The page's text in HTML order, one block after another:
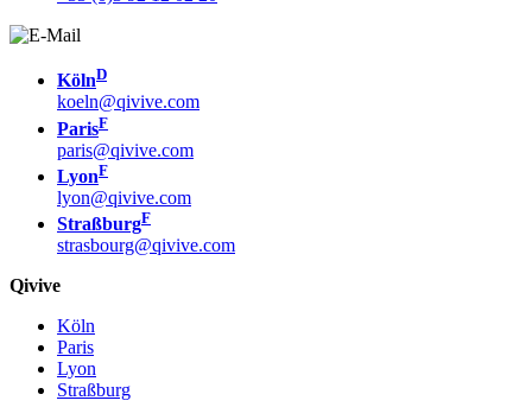
KölnD
koeln@qivive.com
ParisF
paris@qivive.com
LyonF
lyon@qivive.com
StraßburgF
strasbourg@qivive.com
Qivive
Köln
Paris
Lyon
Straßburg